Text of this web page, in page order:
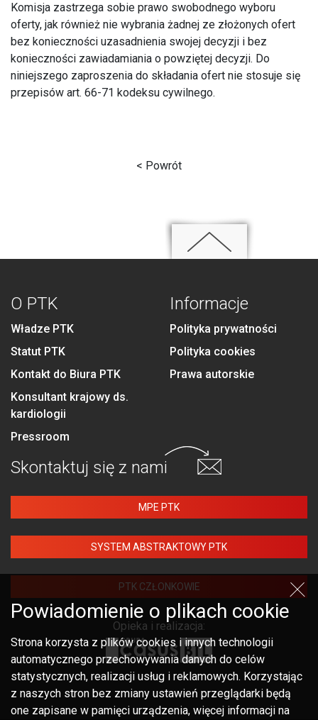
Komisja zastrzega sobie prawo swobodnego wyboru
oferty, jak również nie wybrania żadnej ze złożonych ofert
bez konieczności uzasadnienia swojej decyzji i bez
konieczności zawiadamiania o powziętej decyzji. Do
niniejszego zaproszenia do składania ofert nie stosuje się
przepisów art. 66-71 kodeksu cywilnego.
< Powrót
O PTK
Władze PTK
Statut PTK
Kontakt do Biura PTK
Konsultant krajowy ds.
kardiologii
Pressroom
Informacje
Polityka prywatności
Polityka cookies
Prawa autorskie
Skontaktuj się z nami
MPE PTK
SYSTEM ABSTRAKTOWY PTK
PTK CZŁONKOWIE
Opieka i realizacja:
Powiadomienie o plikach cookie
Strona korzysta z plików cookies i innych technologii
automatycznego przechowywania danych do celów
statystycznych, realizacji usług i reklamowych. Korzystając
z naszych stron bez zmiany ustawień przeglądarki będą
one zapisane w pamięci urządzenia, więcej informacji na